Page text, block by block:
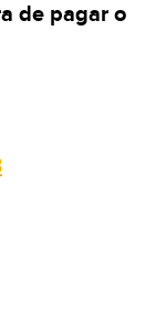
de pagar o